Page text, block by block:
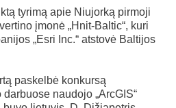
tyrimą apie Niujorką pirmoji
įmonė „Hnit-Baltic“, kuri
„Esri Inc.“ atstovė Baltijos
paskelbė konkursą
naudojo „ArcGIS“